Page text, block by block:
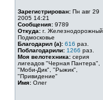
Зарегистрирован: Пн авг 29
2005 14:21
Сообщения: 9789
Откуда: г. Железнодорожный,
Подмосковье
Благодарил (а): 616 раз.
Поблагодарили: 1266 раз.
Моя велотехника: серия
лигеадов "Черная Пантера",
"Моби-Дик", "Рыжик",
"Привидение"
Имя: Олег